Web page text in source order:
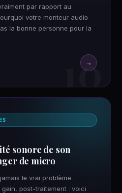
par rapport au
votre monteur audio
la bonne personne pour la
→
10
sonore de son
de micro
le vrai problème.
post-traitement : voici